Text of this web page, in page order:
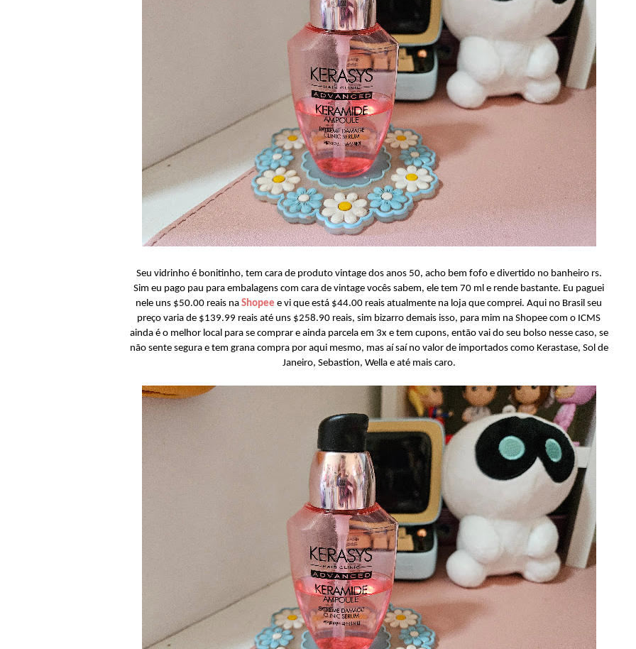
Seu vidrinho é bonitinho, tem cara de produto vintage dos anos 50, acho bem fofo e divertido no banheiro rs.
Sim eu pago pau para embalagens com cara de vintage vocês sabem, ele tem 70 ml e rende bastante. Eu paguei
nele uns $50.00 reais na Shopee e vi que está $44.00 reais atualmente na loja que comprei. Aqui no Brasil seu
preço varia de $139.99 reais até uns $258.90 reais, sim bizarro demais isso, para mim na Shopee com o ICMS
ainda é o melhor local para se comprar e ainda parcela em 3x e tem cupons, então vai do seu bolso nesse caso, se
não sente segura e tem grana compra por aqui mesmo, mas aí saí no valor de importados como Kerastase, Sol de
Janeiro, Sebastion, Wella e até mais caro.